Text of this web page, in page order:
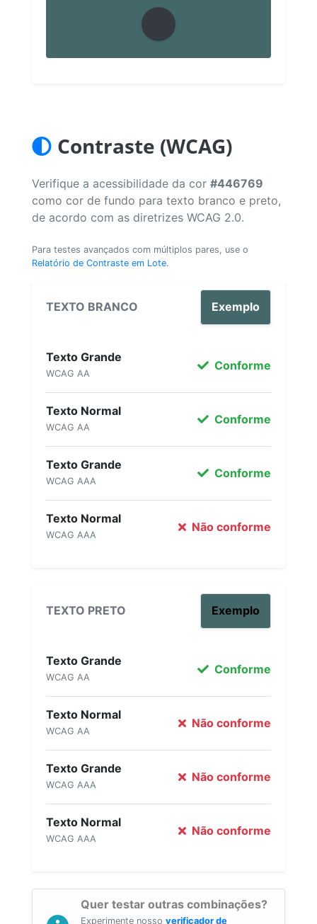
Contraste (WCAG)
Verifique a acessibilidade da cor #446769
como cor de fundo para texto branco e preto,
de acordo com as diretrizes WCAG 2.0.
Para testes avançados com múltiplos pares, use o
Relatório de Contraste em Lote.
TEXTO BRANCO Exemplo
Texto Grande
WCAG AA
Conforme
Texto Normal
WCAG AA
Conforme
Texto Grande
WCAG AAA
Conforme
Texto Normal
WCAG AAA
Não conforme
TEXTO PRETO Exemplo
Texto Grande
WCAG AA
Conforme
Texto Normal
WCAG AA
Não conforme
Texto Grande
WCAG AAA
Não conforme
Texto Normal
WCAG AAA
Não conforme
Quer testar outras combinações?
Experimente nosso verificador de